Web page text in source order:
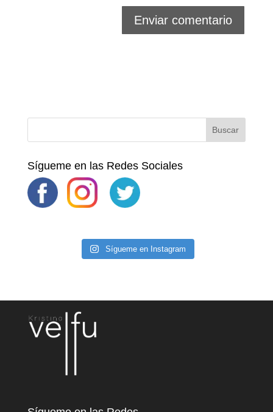
Sígueme en las Redes Sociales
Sígueme en Instagram